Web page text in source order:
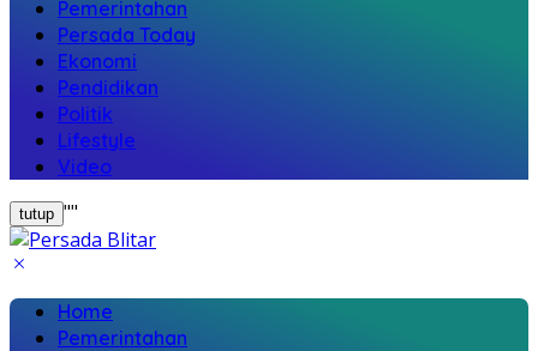
Pemerintahan
Persada Today
Ekonomi
Pendidikan
Politik
Lifestyle
Video
tutup ""
Home
Pemerintahan